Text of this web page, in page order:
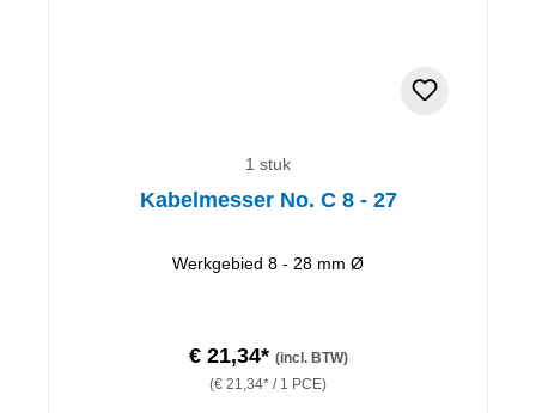
1 stuk
Kabelmesser No. C 8 - 27
Werkgebied 8 - 28 mm Ø
€ 21,34* (incl. BTW)
(€ 21,34* / 1 PCE)